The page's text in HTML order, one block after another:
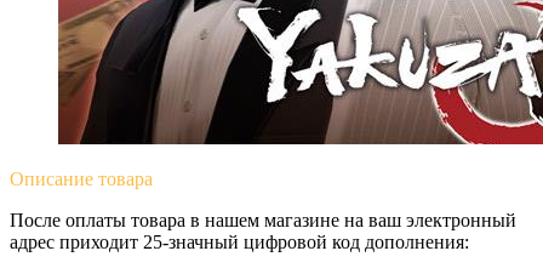
Описание товара
После оплаты товара в нашем магазине на ваш электронный
адрес приходит 25-значный цифровой код дополнения: